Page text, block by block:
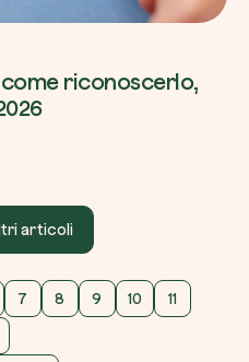
come riconoscerlo,
articoli
7 8 9 10 11